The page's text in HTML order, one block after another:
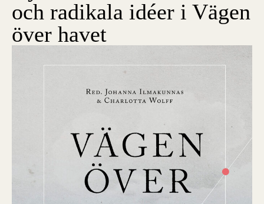
och radikala idéer i Vägen
över havet